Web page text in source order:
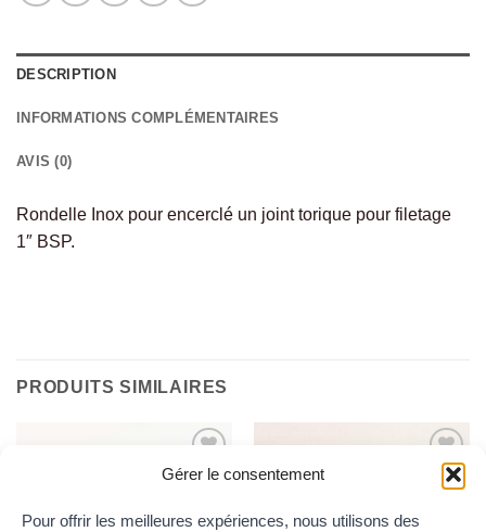
Gérer le consentement
Pour offrir les meilleures expériences, nous utilisons des
DESCRIPTION
INFORMATIONS COMPLÉMENTAIRES
AVIS (0)
Rondelle Inox pour encerclé un joint torique pour filetage
1″ BSP.
PRODUITS SIMILAIRES
Ajouter
Ajouter
au